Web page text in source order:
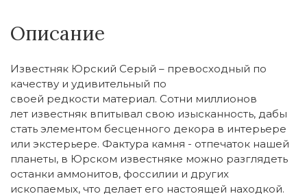
Описание
Известняк Юрский Серый – превосходный по
качеству и удивительный по
своей редкости материал. Сотни миллионов
лет известняк впитывал свою изысканность, дабы
стать элементом бесценного декора в интерьере
или экстерьере. Фактура камня - отпечаток нашей
планеты, в Юрском известняке можно разглядеть
останки аммонитов, фоссилии и других
ископаемых, что делает его настоящей находкой.